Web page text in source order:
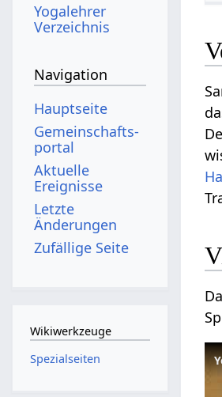
Yogalehrer
Verzeichnis
Navigation
Hauptseite
Gemeinschafts­
portal
Aktuelle
Ereignisse
Letzte
Änderungen
Zufällige Seite
Wikiwerkzeuge
Spezialseiten